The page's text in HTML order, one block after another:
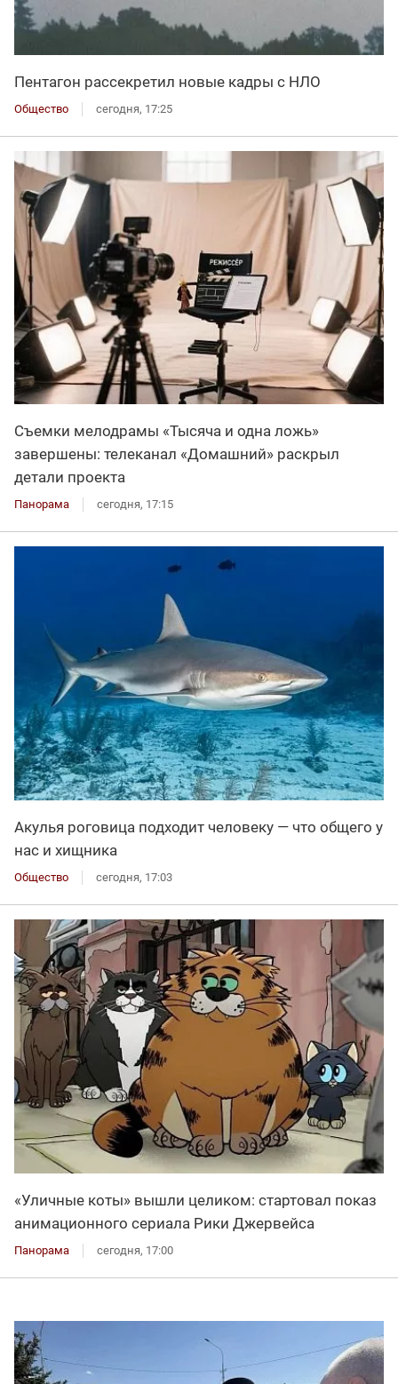
Пентагон рассекретил новые кадры с НЛО
Общество сегодня, 17:25
Съемки мелодрамы «Тысяча и одна ложь»
завершены: телеканал «Домашний» раскрыл
детали проекта
Панорама сегодня, 17:15
Акулья роговица подходит человеку — что общего у
нас и хищника
Общество сегодня, 17:03
«Уличные коты» вышли целиком: стартовал показ
анимационного сериала Рики Джервейса
Панорама сегодня, 17:00